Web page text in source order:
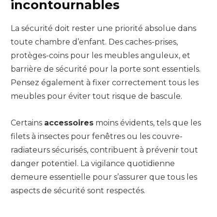
incontournables
La sécurité doit rester une priorité absolue dans
toute chambre d’enfant. Des caches-prises,
protèges-coins pour les meubles anguleux, et
barrière de sécurité pour la porte sont essentiels.
Pensez également à fixer correctement tous les
meubles pour éviter tout risque de bascule.
Certains accessoires moins évidents, tels que les
filets à insectes pour fenêtres ou les couvre-
radiateurs sécurisés, contribuent à prévenir tout
danger potentiel. La vigilance quotidienne
demeure essentielle pour s’assurer que tous les
aspects de sécurité sont respectés.